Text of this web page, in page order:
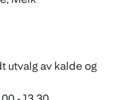
utvalg av kalde og